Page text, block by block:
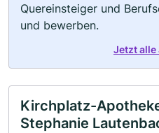
Quereinsteiger und
und bewerben.
Jetzt alle
Kirchplatz-
Stephanie